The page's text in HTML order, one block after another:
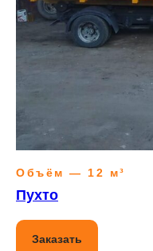
Объём — 12 м³
Пухто
Заказать